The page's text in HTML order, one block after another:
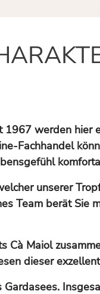
1967 werden hier
Fachhandel
unserer
Team berät Sie
Maiol
dieser